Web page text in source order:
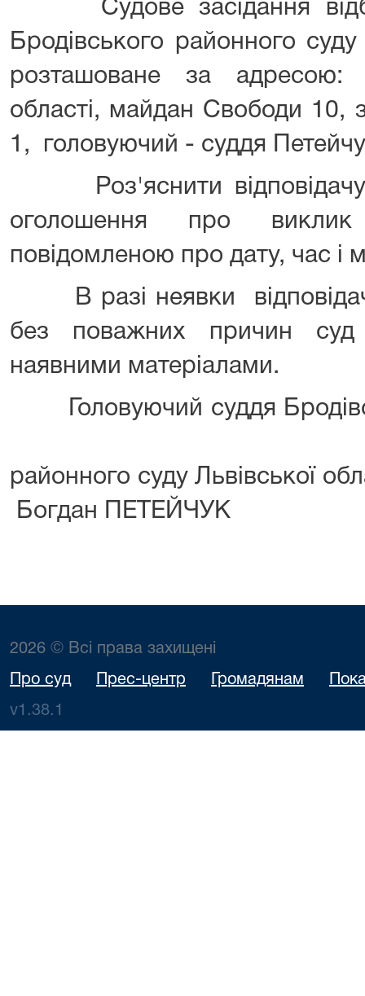
Судове засідання
Бродівського районного
розташоване за адресою:
області, майдан Свободи 10,
1, головуючий - суддя
Роз'яснити відповідачу,
оголошення про
повідомленою про дату, час і
В разі неявки
без поважних причин
наявними матеріалами.
Головуючий
районного суду
Богдан ПЕТЕЙЧУК
2026 © Всі права захищені
Про суд Прес-центр Громадянам
v1.38.1